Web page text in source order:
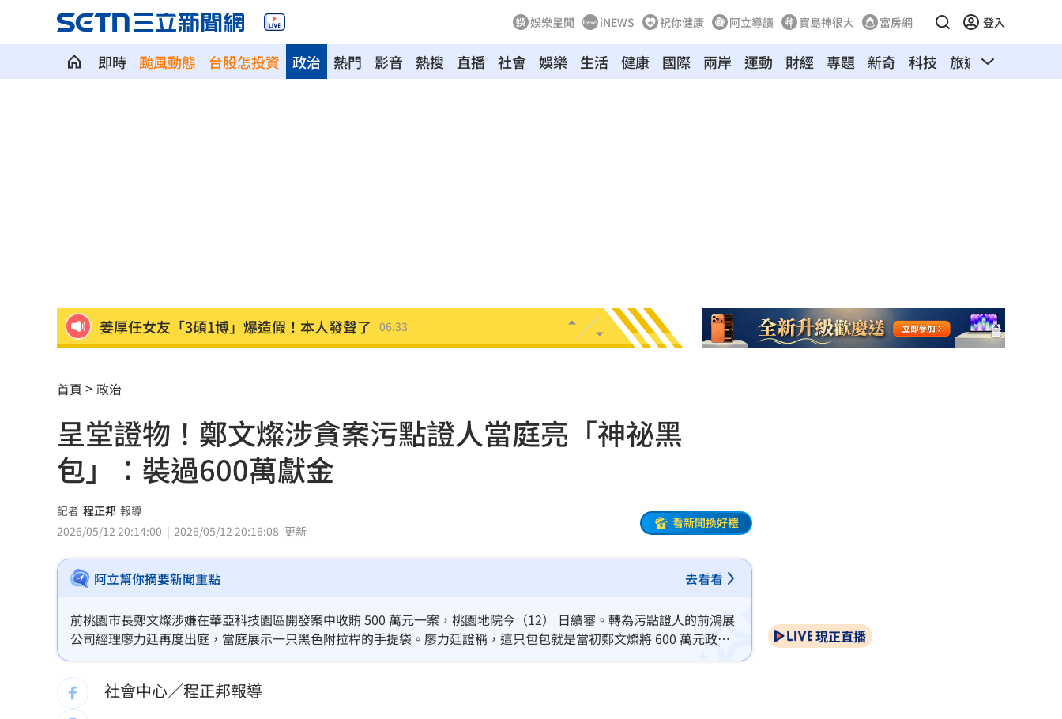
娛樂星聞 iNEWS 祝你健康 阿立導讀 寶島神很大 富房網 登入
即時 颱風動態 台股怎投資 熱門 影音 熱搜 直播
政治 社會 娛樂 生活 健康 國際 兩岸 運動 財經 專題 新奇 科技 旅遊 汽車
姜厚任女友「3碩1博」爆造假！本人發聲了 06:33
慈濟遭詐10億 AIT突發文打擊詐騙網笑翻 06:09
新北爆警匪追逐…轟4槍射3輪！破窗逮毒駕
強彈千點！「18檔」收復失土台股ETF 06:00
7月急跌觸底 高含積這幾檔受益人激增！
慈濟遭詐10億 國民黨不認錯反嗆⋯網炸鍋
就業意外爆冷！那指漲342點 標普500新高
日本銀髮族瘋工作 逾4成想做到80歲 05:05
首頁 政治
呈堂證物！鄭文燦涉貪案污點證人當庭亮「神祕黑
包」：裝過600萬獻金
記者 程正邦 報導
2026/05/12 20:14:00
2026/05/12 20:16:08 更新
看新聞換好禮
阿立幫你摘要新聞重點 去看看
前桃園市長鄭文燦涉嫌在華亞科技園區開發案中收賄 500 萬元一案，桃園地院今（12） 日續審。轉為污點證人的前鴻展
公司經理廖力廷再度出庭，當庭展示一只黑色附拉桿的手提袋。廖力廷證稱，這只包包就是當初鄭文燦將 600 萬元政治
獻金退還給他時所使用的容器。由於上次開庭時，鄭文燦的律師團曾質疑廖力廷因長期服用藥物導致記憶混淆、說詞矛
盾，廖力廷此舉顯然是為了證明自己的記憶力並未出錯，且「對這只包包印象極深
社會中心／程正邦報導
現正直播